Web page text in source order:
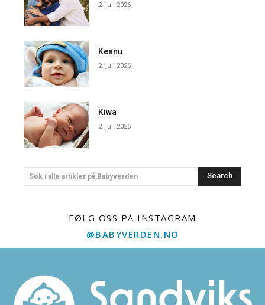
2. juli 2026
Keanu
2. juli 2026
Kiwa
2. juli 2026
Søk i alle artikler på Babyverden Search
FØLG OSS PÅ INSTAGRAM
@BABYVERDEN.NO